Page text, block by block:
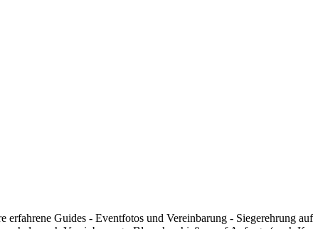
erfahrene Guides - Eventfotos und Vereinbarung - Siegerehrung